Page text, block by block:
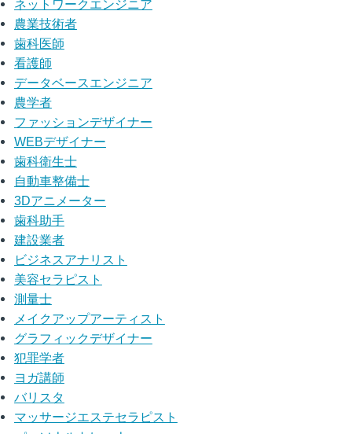
ネットワークエンジニア
農業技術者
歯科医師
看護師
データベースエンジニア
農学者
ファッションデザイナー
WEBデザイナー
歯科衛生士
自動車整備士
3Dアニメーター
歯科助手
建設業者
ビジネスアナリスト
美容セラピスト
測量士
メイクアップアーティスト
グラフィックデザイナー
犯罪学者
ヨガ講師
バリスタ
マッサージエステセラピスト